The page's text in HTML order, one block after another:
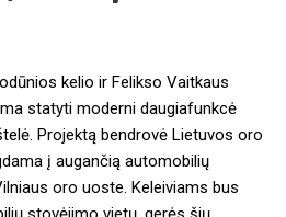
kelio ir Felikso Vaitkaus
statyti moderni daugiafunkcė
Projektą bendrovė Lietuvos oro
į augančią automobilių
oro uoste. Keleiviams bus